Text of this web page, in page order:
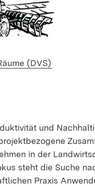
(DVS)
und
in der
steht die Suche
Praxis